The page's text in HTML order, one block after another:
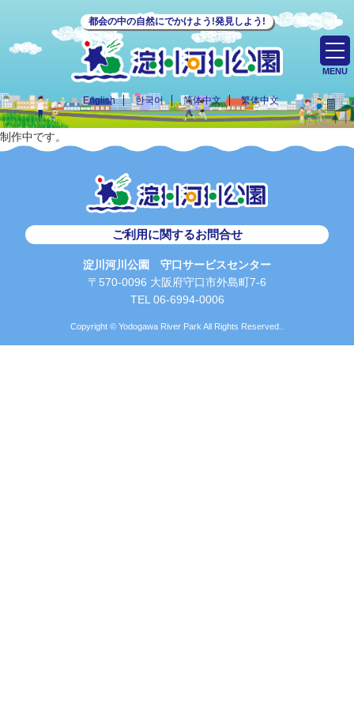
都会の中の自然にでかけよう!発見しよう!
English 한국어 简体中文 繁体中文
MENU
制作中です。
ご利用に関するお問合せ
淀川河川公園 守口サービスセンター
〒570-0096 大阪府守口市外島町7-6
TEL 06-6994-0006
Copyright © Yodogawa River Park All Rights Reserved..